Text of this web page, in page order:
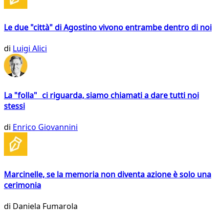
Le due "città" di Agostino vivono entrambe dentro di noi
di Luigi Alici
La "folla" ci riguarda, siamo chiamati a dare tutti noi
stessi
di Enrico Giovannini
Marcinelle, se la memoria non diventa azione è solo una
cerimonia
di Daniela Fumarola